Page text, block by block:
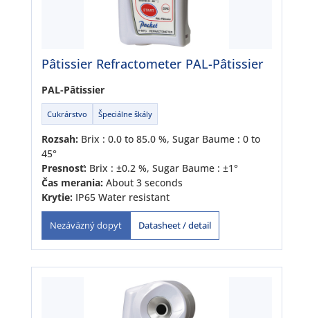
Pâtissier Refractometer PAL-Pâtissier
PAL-Pâtissier
Cukrárstvo Špeciálne škály
Rozsah: Brix : 0.0 to 85.0 %, Sugar Baume : 0 to
45°
Presnosť: Brix : ±0.2 %, Sugar Baume : ±1°
Čas merania: About 3 seconds
Krytie: IP65 Water resistant
Nezáväzný dopyt Datasheet / detail